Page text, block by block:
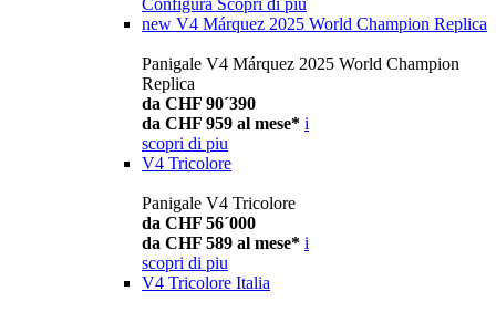
Configura Scopri di più
new V4 Márquez 2025 World Champion Replica
Panigale V4 Márquez 2025 World Champion
Replica
da CHF 90´390
da CHF 959 al mese* i
scopri di piu
V4 Tricolore
Panigale V4 Tricolore
da CHF 56´000
da CHF 589 al mese* i
scopri di piu
V4 Tricolore Italia